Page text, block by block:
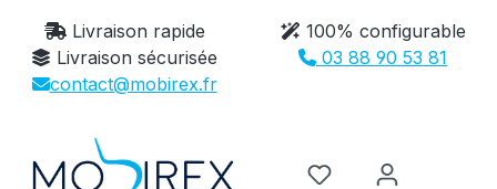
Passer au contenu principal
Livraison rapide
100% configurable
Livraison sécurisée
03 88 90 53 81
contact@mobirex.fr
Vous avez 0